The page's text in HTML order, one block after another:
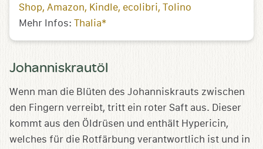
Shop Amazon Kindle ecolibri Tolino
Mehr Infos: Thalia*
Johanniskrautöl
Wenn man die Blüten des Johanniskrauts zwischen
den Fingern verreibt, tritt ein roter Saft aus. Dieser
kommt aus den Öldrüsen und enthält Hypericin,
welches für die Rotfärbung verantwortlich ist und in